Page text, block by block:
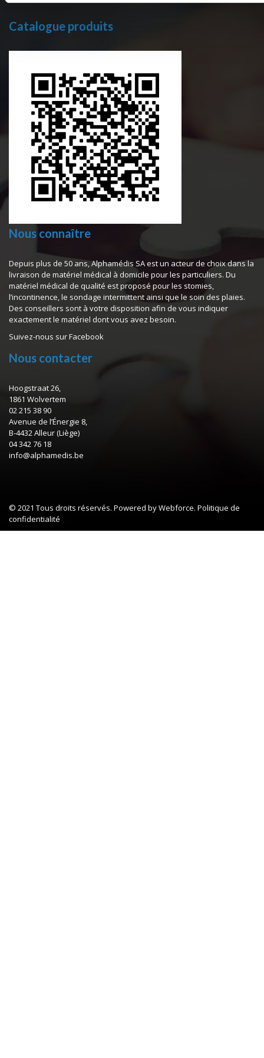
Catalogue produits
Nous connaître
Depuis plus de 50 ans, Alphamédis SA est un acteur de choix dans la
livraison de matériel médical à domicile pour les particuliers. Du
matériel médical de qualité est proposé pour les stomies,
l’incontinence, le sondage intermittent ainsi que le soin des plaies.
Des conseillers sont à votre disposition afin de vous indiquer
exactement le matériel dont vous avez besoin.
Suivez-nous surFacebook
Nous contacter
Hoogstraat 26,
1861 Wolvertem
02 215 38 90
Avenue de l’Énergie 8,
B-4432 Alleur (Liège)
04 342 76 18
info@alphamedis.be
© 2021 Tous droits réservés. Powered by Webforce. Politique de
confidentialité